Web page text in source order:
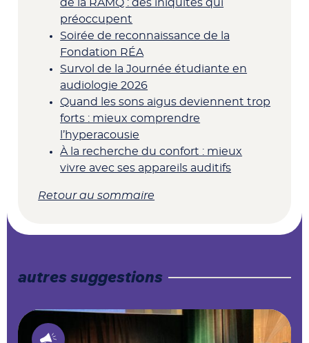
de la RAMQ : des iniquités qui
préoccupent
Soirée de reconnaissance de la
Fondation RÉA
Survol de la Journée étudiante en
audiologie 2026
Quand les sons aigus deviennent trop
forts : mieux comprendre
l’hyperacousie
À la recherche du confort : mieux
vivre avec ses appareils auditifs
Retour au sommaire
autres suggestions